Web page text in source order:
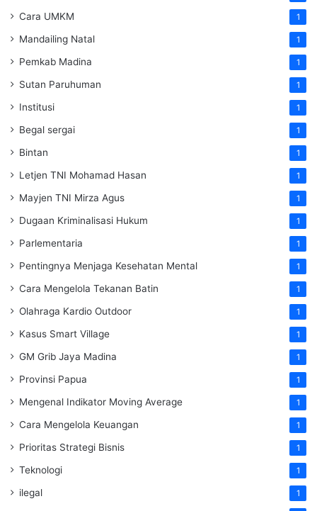
Cara UMKM 1
Mandailing Natal 1
Pemkab Madina 1
Sutan Paruhuman 1
Institusi 1
Begal sergai 1
Bintan 1
Letjen TNI Mohamad Hasan 1
Mayjen TNI Mirza Agus 1
Dugaan Kriminalisasi Hukum 1
Parlementaria 1
Pentingnya Menjaga Kesehatan Mental 1
Cara Mengelola Tekanan Batin 1
Olahraga Kardio Outdoor 1
Kasus Smart Village 1
GM Grib Jaya Madina 1
Provinsi Papua 1
Mengenal Indikator Moving Average 1
Cara Mengelola Keuangan 1
Prioritas Strategi Bisnis 1
Teknologi 1
ilegal 1